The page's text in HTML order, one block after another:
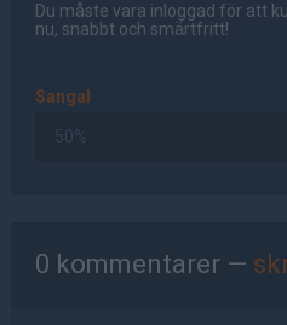
Du måste vara inloggad för att
nu, snabbt och smärtfritt!
Sangal
50%
0 kommentarer —